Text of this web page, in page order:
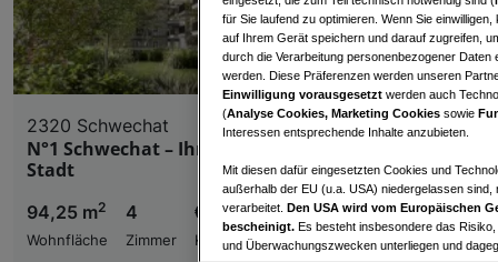
2320 Schwechat
N°1 Schwechat – Ihr neues Zuhause im Herzen der
Stadt
94,25 m2
Wohnfläche
4
Zimmer
€ 745.100,00
Kaufpreis
für Sie laufend zu optimieren. Wenn Sie
auf Ihrem Gerät speichern und darauf zugreifen,
durch die Verarbeitung personenbezogener
werden. Diese Präferenzen werden unseren
Einwilligung vorausgesetzt werden auch
(Analyse Cookies, Marketing Cookies sowie
Interessen entsprechende Inhalte anzubieten.
Mit diesen dafür eingesetzten Cookies und
außerhalb der EU (u.a. USA) niedergelassen
verarbeitet. Den USA wird vom Europäischen
bescheinigt. Es besteht insbesondere das
und Überwachungszwecken unterliegen und